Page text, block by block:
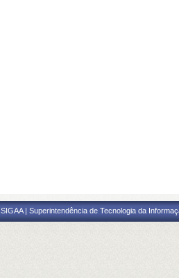
SIGAA | Superintendência de Tecnologia da